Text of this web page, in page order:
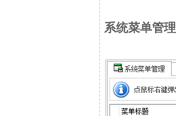
系统菜单管理